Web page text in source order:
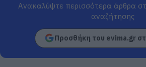
Ανακαλύψτε περισσότερα άρθρα
αναζήτησης
Προσθήκη του evima.gr